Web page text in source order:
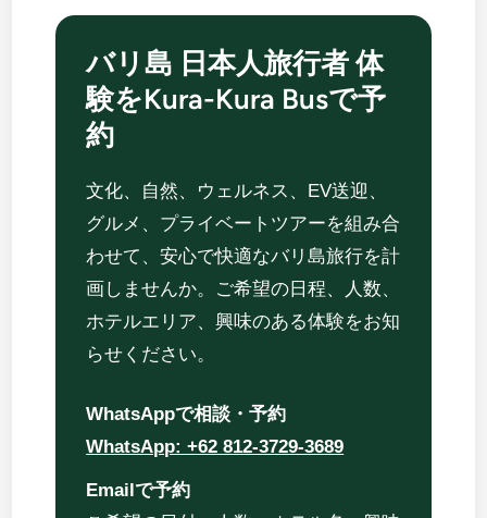
バリ島 日本人旅行者 体
験をKura-Kura Busで予
約
文化、自然、ウェルネス、EV送迎、
グルメ、プライベートツアーを組み合
わせて、安心で快適なバリ島旅行を計
画しませんか。ご希望の日程、人数、
ホテルエリア、興味のある体験をお知
らせください。
WhatsAppで相談・予約
WhatsApp: +62 812-3729-3689
Emailで予約